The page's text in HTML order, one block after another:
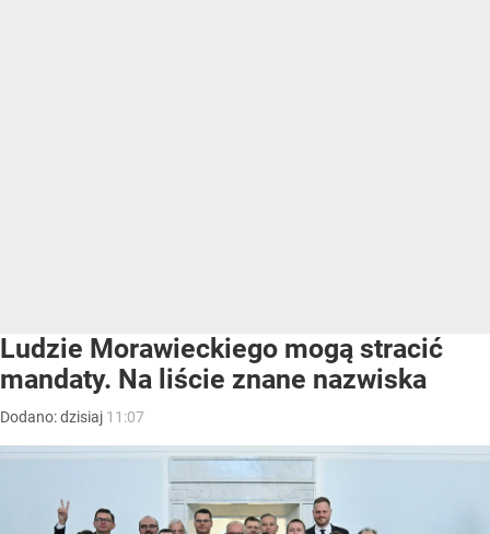
Ludzie Morawieckiego mogą stracić
mandaty. Na liście znane nazwiska
Dodano:dzisiaj 11:07